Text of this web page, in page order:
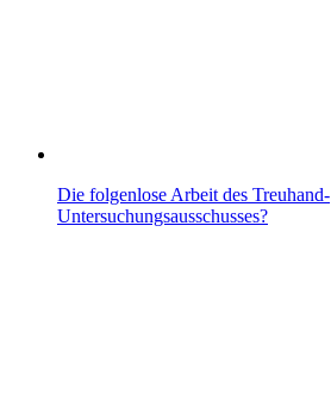
Die folgenlose Arbeit des Treuhand-
Untersuchungsausschusses?